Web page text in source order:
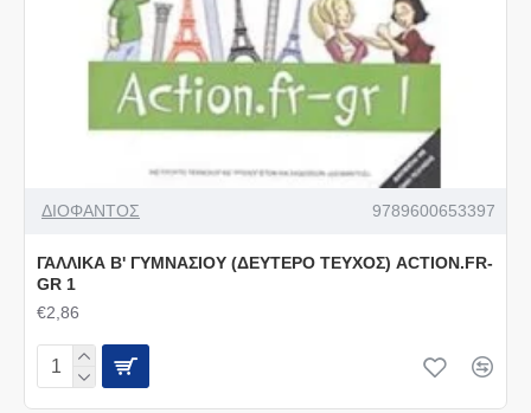
ΔΙΟΦΑΝΤΟΣ 9789600653397
ΓΑΛΛΙΚΑ Β' ΓΥΜΝΑΣΙΟΥ (ΔΕΥΤΕΡΟ ΤΕΥΧΟΣ) ACTION.FR-
GR 1
€2,86